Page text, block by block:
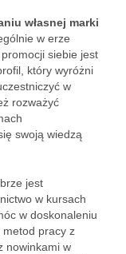
własnej marki
w erze
siebie jest
który wyróżni
w
rozważyć
swoją wiedzą
jest
w kursach
w doskonaleniu
pracy z
nowinkami w